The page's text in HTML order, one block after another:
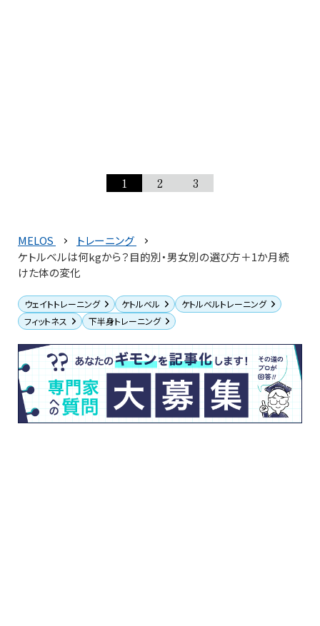
1 2 3
MELOS
トレーニング
ケトルベルは何kgから？目的別・男女別の選び方＋1か月続
けた体の変化
ウェイトトレーニング ケトルベル
ケトルベルトレーニング
フィットネス
下半身トレーニング